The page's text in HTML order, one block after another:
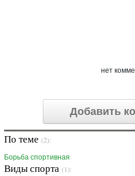
нет
Добавить
По теме (2):
Борьба спортивная
Виды спорта (1):